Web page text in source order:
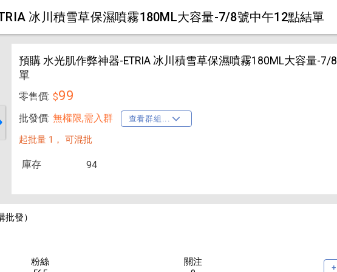
冰川積雪草保濕噴霧180ML大容量-7/8號中午12點結單
預購 水光肌作弊神器-ETRIA 冰川積雪草保濕噴霧180ML大容量-7/
單
零售價: $99
批發價: 無權限,需入群 查看群組...
起批量 1， 可混批
庫存 94
發）
粉絲
關注